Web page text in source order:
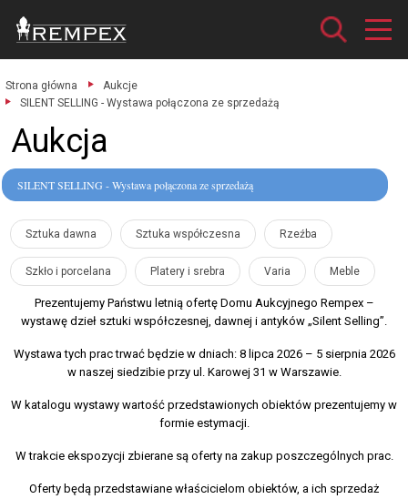
Strona główna
Aukcje
SILENT SELLING - Wystawa połączona ze sprzedażą
Aukcja
SILENT SELLING - Wystawa połączona ze sprzedażą
Sztuka dawna Sztuka współczesna Rzeźba
Szkło i porcelana Platery i srebra Varia Meble
Prezentujemy Państwu letnią ofertę Domu Aukcyjnego Rempex –
wystawę dzieł sztuki współczesnej, dawnej i antyków „Silent Selling”.
Wystawa tych prac trwać będzie w dniach: 8 lipca 2026 – 5 sierpnia 2026
w naszej siedzibie przy ul. Karowej 31 w Warszawie.
W katalogu wystawy wartość przedstawionych obiektów prezentujemy w
formie estymacji.
W trakcie ekspozycji zbierane są oferty na zakup poszczególnych prac.
Oferty będą przedstawiane właścicielom obiektów, a ich sprzedaż